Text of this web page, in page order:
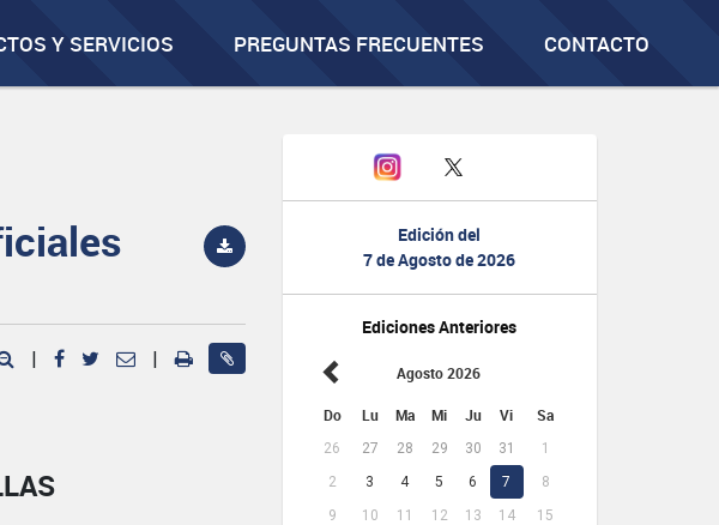
Y SERVICIOS PREGUNTAS FRECUENTES CONTACTO
Edición del
7 de Agosto de 2026
Ediciones Anteriores
Agosto 2026
Do Lu Ma Mi Ju Vi Sa
26 27 28 29 30 31
1
2
3 4 5 6 7
8
9
10 11 12 13 14
15
| |